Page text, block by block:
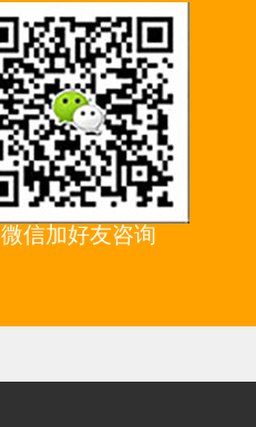
微信加好友咨询